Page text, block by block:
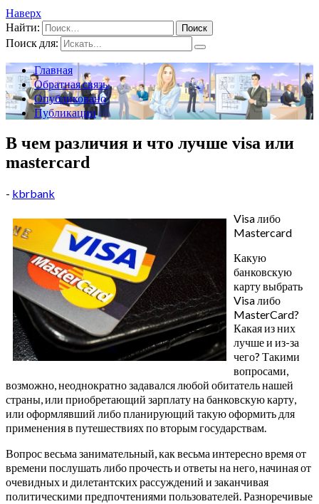
Наверх
Найти:
Поиск для:
Главная
Обратная связь
Опубликовано
Публикации
В чем различия и что лучше visa или
mastercard
- kbrbank
Visa либо
Mastercard
Какую
банковскую
карту выбрать
Visa либо
MasterCard?
Какая из них
лучше и из-за
чего? Такими
вопросами,
возможно, неоднократно задавался любой обитатель нашей
страны, или приобретающий зарплату на банковскую карту,
или оформлявший либо планирующий такую оформить для
применения в путешествиях по вторым государствам.
Вопрос весьма занимательный, как весьма интересно время от
времени послушать либо прочесть и ответы на него, начиная от
очевидных и дилетантских рассуждений и заканчивая
политическими предпочтениями пользователей. Разноречивые